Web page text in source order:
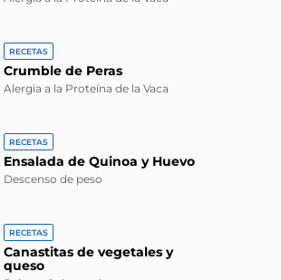
RECETAS
Crumble de Peras
Alergia a la Proteína de la Vaca
RECETAS
Ensalada de Quinoa y Huevo
Descenso de peso
RECETAS
Canastitas de vegetales y
queso